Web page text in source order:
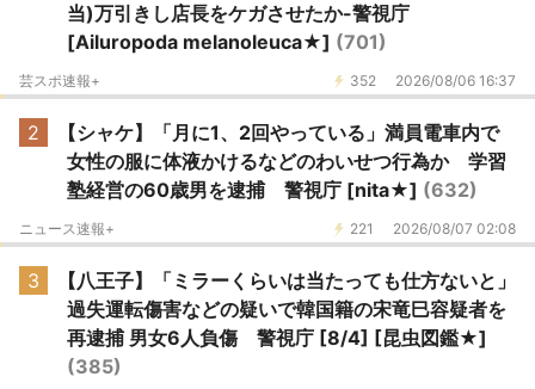
当)万引きし店長をケガさせたか-警視庁
[Ailuropoda melanoleuca★] (701)
352 2026/08/06 16:37
芸スポ速報+
2
【シャケ】「月に1、2回やっている」満員電車内で
女性の服に体液かけるなどのわいせつ行為か 学習
塾経営の60歳男を逮捕 警視庁 [nita★] (632)
221 2026/08/07 02:08
ニュース速報+
3
【八王子】「ミラーくらいは当たっても仕方ないと」
過失運転傷害などの疑いで韓国籍の宋竜巳容疑者を
再逮捕 男女6人負傷 警視庁 [8/4] [昆虫図鑑★]
(385)